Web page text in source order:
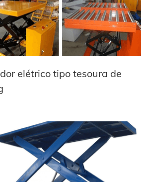
elétrico tipo tesoura de